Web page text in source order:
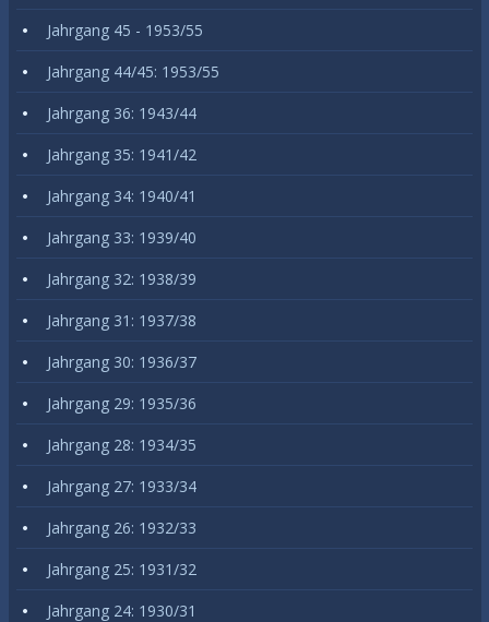
Jahrgang 45 - 1953/55
Jahrgang 44/45: 1953/55
Jahrgang 36: 1943/44
Jahrgang 35: 1941/42
Jahrgang 34: 1940/41
Jahrgang 33: 1939/40
Jahrgang 32: 1938/39
Jahrgang 31: 1937/38
Jahrgang 30: 1936/37
Jahrgang 29: 1935/36
Jahrgang 28: 1934/35
Jahrgang 27: 1933/34
Jahrgang 26: 1932/33
Jahrgang 25: 1931/32
Jahrgang 24: 1930/31